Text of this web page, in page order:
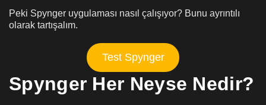
Peki Spynger uygulaması nasıl çalışıyor? Bunu ayrıntılı
olarak tartışalım.
Test Spynger
Spynger Her Neyse Nedir?